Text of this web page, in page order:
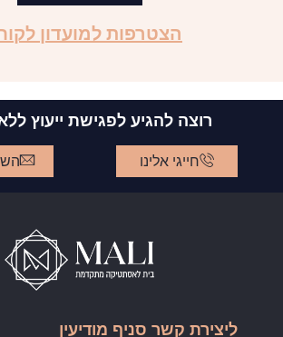
הצטרפות למועדון
רוצה להגיע לפגישת ייעוץ
חייגי אלינו
ליצירת קשר סניף מודיעין